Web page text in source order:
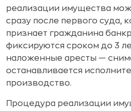
реализации имущества
сразу после первого суда,
признает гражданина
фиксируются сроком до 3
наложенные аресты —
останавливается
производство.
Процедура реализации